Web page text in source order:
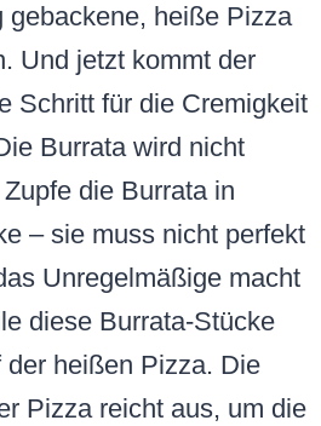
gebackene, heiße Pizza
Und jetzt kommt der
Schritt für die Cremigkeit
Burrata wird nicht
die Burrata in
– sie muss nicht perfekt
Unregelmäßige macht
diese Burrata-Stücke
der heißen Pizza. Die
Pizza reicht aus, um die